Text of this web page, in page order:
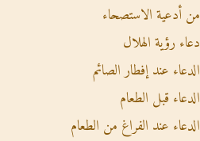
من أدعية الاستصحاء
دعاء رؤية الهلال
الدعاء عند إفطار الصائم
الدعاء قبل الطعام
الدعاء عند الفراغ من الطعام